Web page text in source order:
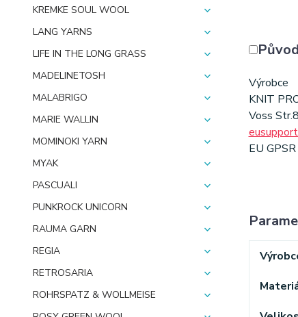
KREMKE SOUL WOOL
LANG YARNS
LIFE IN THE LONG GRASS
MADELINETOSH
MALABRIGO
MARIE WALLIN
MOMINOKI YARN
MYAK
PASCUALI
PUNKROCK UNICORN
RAUMA GARN
REGIA
RETROSARIA
ROHRSPATZ & WOLLMEISE
Výrobce
KNIT
Voss
EU